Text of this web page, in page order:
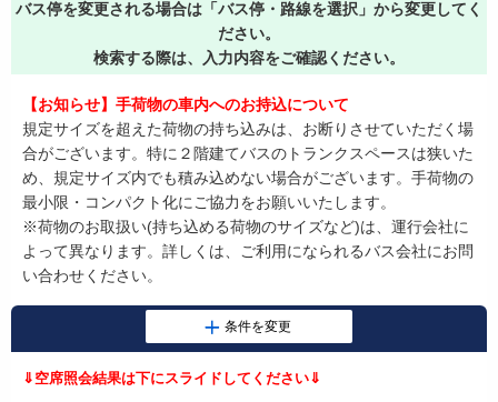
バス停を変更される場合は「バス停・路線を選択」から変更してく
ださい。
検索する際は、入力内容をご確認ください。
【お知らせ】手荷物の車内へのお持込について
規定サイズを超えた荷物の持ち込みは、お断りさせていただく場
合がございます。特に２階建てバスのトランクスペースは狭いた
め、規定サイズ内でも積み込めない場合がございます。手荷物の
最小限・コンパクト化にご協力をお願いいたします。
※荷物のお取扱い(持ち込める荷物のサイズなど)は、運行会社に
よって異なります。詳しくは、ご利用になられるバス会社にお問
い合わせください。
⇓空席照会結果は下にスライドしてください⇓